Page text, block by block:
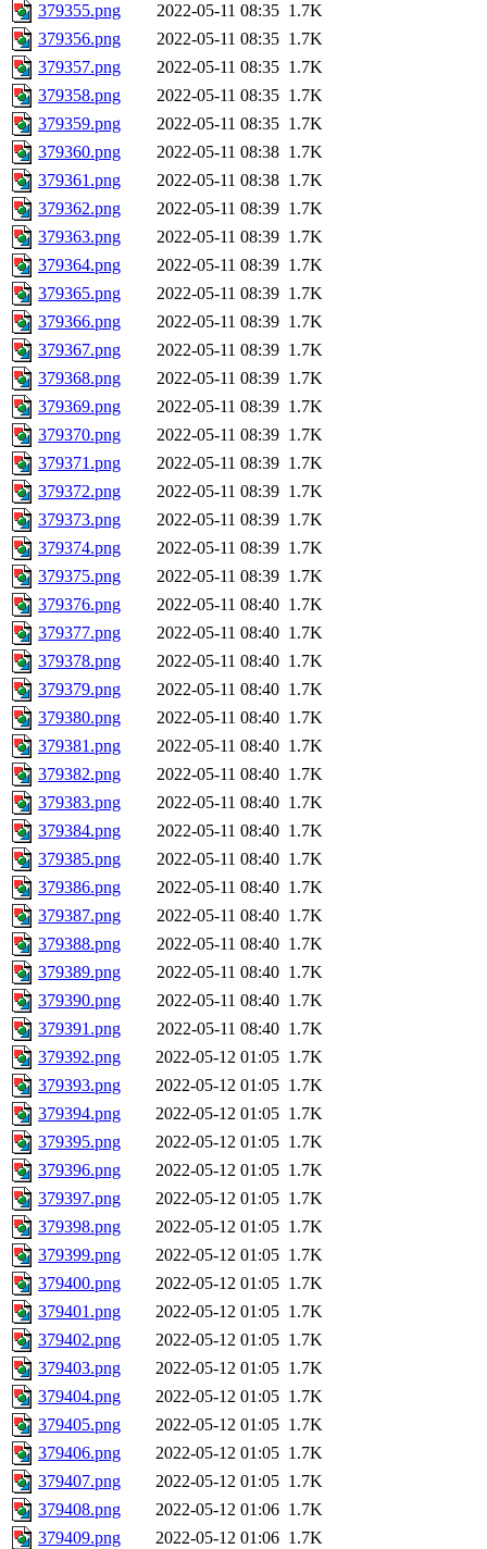
379355.png 2022-05-11 08:35 1.7K
379356.png
2022-05-11 08:35 1.7K
379357.png
2022-05-11 08:35 1.7K
379358.png
2022-05-11 08:35 1.7K
379359.png
2022-05-11 08:35 1.7K
379360.png
2022-05-11 08:38 1.7K
379361.png
2022-05-11 08:38 1.7K
379362.png
2022-05-11 08:39 1.7K
379363.png
2022-05-11 08:39 1.7K
379364.png
2022-05-11 08:39 1.7K
379365.png
2022-05-11 08:39 1.7K
379366.png
2022-05-11 08:39 1.7K
379367.png
2022-05-11 08:39 1.7K
379368.png
2022-05-11 08:39 1.7K
379369.png
2022-05-11 08:39 1.7K
379370.png
2022-05-11 08:39 1.7K
379371.png
2022-05-11 08:39 1.7K
379372.png
2022-05-11 08:39 1.7K
379373.png
2022-05-11 08:39 1.7K
379374.png
2022-05-11 08:39 1.7K
379375.png
2022-05-11 08:39 1.7K
379376.png
2022-05-11 08:40 1.7K
379377.png
2022-05-11 08:40 1.7K
379378.png
2022-05-11 08:40 1.7K
379379.png
2022-05-11 08:40 1.7K
379380.png
2022-05-11 08:40 1.7K
379381.png
2022-05-11 08:40 1.7K
379382.png
2022-05-11 08:40 1.7K
379383.png
2022-05-11 08:40 1.7K
379384.png
2022-05-11 08:40 1.7K
379385.png
2022-05-11 08:40 1.7K
379386.png
2022-05-11 08:40 1.7K
379387.png
2022-05-11 08:40 1.7K
379388.png
2022-05-11 08:40 1.7K
379389.png
2022-05-11 08:40 1.7K
379390.png
2022-05-11 08:40 1.7K
379391.png
2022-05-11 08:40 1.7K
379392.png
2022-05-12 01:05 1.7K
379393.png
2022-05-12 01:05 1.7K
379394.png
2022-05-12 01:05 1.7K
379395.png
2022-05-12 01:05 1.7K
379396.png
2022-05-12 01:05 1.7K
379397.png
2022-05-12 01:05 1.7K
379398.png
2022-05-12 01:05 1.7K
379399.png
2022-05-12 01:05 1.7K
379400.png
2022-05-12 01:05 1.7K
379401.png
2022-05-12 01:05 1.7K
379402.png
2022-05-12 01:05 1.7K
379403.png
2022-05-12 01:05 1.7K
379404.png
2022-05-12 01:05 1.7K
379405.png
2022-05-12 01:05 1.7K
379406.png
2022-05-12 01:05 1.7K
379407.png
2022-05-12 01:05 1.7K
379408.png
2022-05-12 01:06 1.7K
379409.png
2022-05-12 01:06 1.7K